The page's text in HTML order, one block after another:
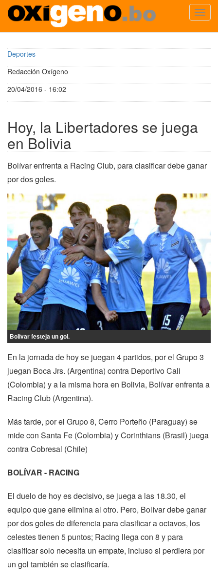
contenido
principal
Deportes
Redacción Oxígeno
20/04/2016 - 16:02
Hoy, la Libertadores se juega
en Bolivia
Bolívar enfrenta a Racing Club, para clasificar debe ganar
por dos goles.
Bolívar festeja un gol.
En la jornada de hoy se juegan 4 partidos, por el Grupo 3
juegan Boca Jrs. (Argentina) contra Deportivo Cali
(Colombia) y a la misma hora en Bolivia, Bolívar enfrenta a
Racing Club (Argentina).
Más tarde, por el Grupo 8, Cerro Porteño (Paraguay) se
mide con Santa Fe (Colombia) y Corinthians (Brasil) juega
contra Cobresal (Chile)
BOLÍVAR - RACING
El duelo de hoy es decisivo, se juega a las 18.30, el
equipo que gane elimina al otro. Pero, Bolívar debe ganar
por dos goles de diferencia para clasificar a octavos, los
celestes tienen 5 puntos; Racing llega con 8 y para
clasificar solo necesita un empate, incluso si perdiera por
un gol también se clasificaría.